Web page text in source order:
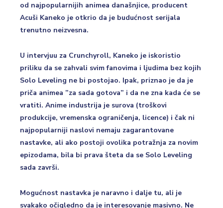
od najpopularnijih animea današnjice, producent
Acuši Kaneko je otkrio da je budućnost serijala
trenutno neizvesna.
U intervjuu za Crunchyroll, Kaneko je iskoristio
priliku da se zahvali svim fanovima i ljudima bez kojih
Solo Leveling ne bi postojao. Ipak, priznao je da je
priča animea ”za sada gotova” i da ne zna kada će se
vratiti. Anime industrija je surova (troškovi
produkcije, vremenska ograničenja, licence) i čak ni
najpopularniji naslovi nemaju zagarantovane
nastavke, ali ako postoji ovolika potražnja za novim
epizodama, bila bi prava šteta da se Solo Leveling
sada završi.
Mogućnost nastavka je naravno i dalje tu, ali je
svakako očigledno da je interesovanje masivno. Ne